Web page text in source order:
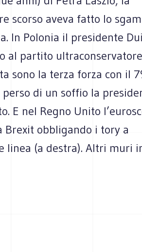
scorso aveva fatto lo
In Polonia il presidente
al partito
sono la terza forza con il
di un soffio la
E nel Regno Unito
Brexit obbligando i tory a
linea (a destra). Altri muri